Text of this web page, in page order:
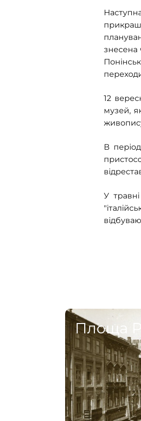
знесена
12
музей,
В
У
Площа